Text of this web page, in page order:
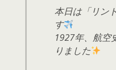
本日は「リン
す
1927年、航空
りました